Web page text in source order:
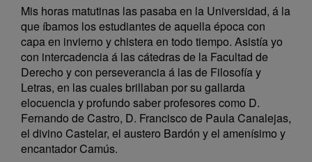
Mis horas matutinas las pasaba en la Universidad, á la
que íbamos los estudiantes de aquella época con
capa en invierno y chistera en todo tiempo. Asistía yo
con intercadencia á las cátedras de la Facultad de
Derecho y con perseverancia á las de Filosofía y
Letras, en las cuales brillaban por su gallarda
elocuencia y profundo saber profesores como D.
Fernando de Castro, D. Francisco de Paula Canalejas,
el divino Castelar, el austero Bardón y el amenísimo y
encantador Camús.